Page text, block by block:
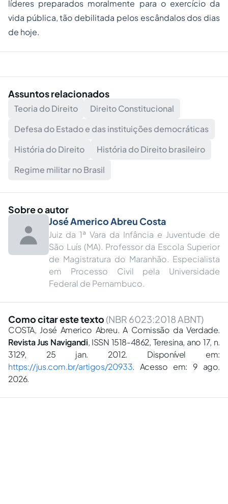
líderes preparados moralmente para o exercício da
vida pública, tão debilitada pelos escândalos dos dias
de hoje.
Assuntos relacionados
Teoria do Direito
Direito Constitucional
Defesa do Estado e das instituições democráticas
História do Direito
História do Direito brasileiro
Regime militar no Brasil
Sobre o autor
José Americo Abreu Costa
Juiz da 1ª Vara da Infância e Juventude de
São Luís (MA). Professor da Escola Superior
de Magistratura do Maranhão. Especialista
em Processo Civil pela Universidade
Federal de Pernambuco.
Como citar este texto (NBR 6023:2018 ABNT)
COSTA, José Americo Abreu. A Comissão da Verdade.
Revista Jus Navigandi, ISSN 1518-4862, Teresina, ano 17, n.
3129, 25 jan. 2012. Disponível em:
https://jus.com.br/artigos/20933. Acesso em: 9 ago.
2026.